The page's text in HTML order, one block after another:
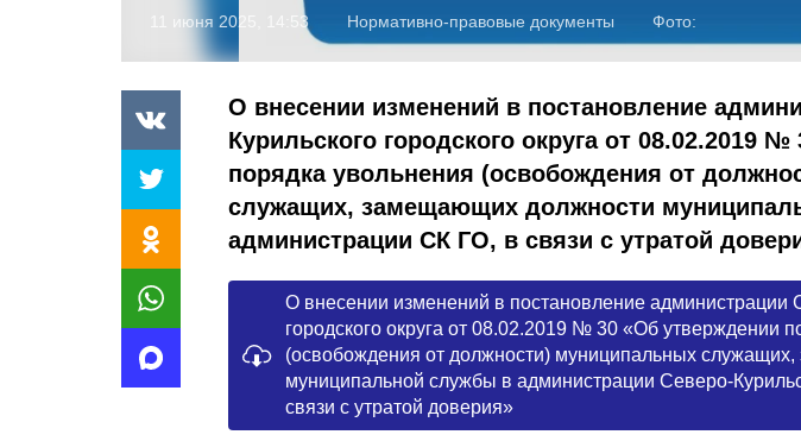
11 июня 2025, 14:53 Нормативно-правовые документы Фото:
О внесении изменений в постановление
Курильского городского округа от 08.02.2019
порядка увольнения (освобождения от
служащих, замещающих должности
администрации СК ГО, в связи с утратой
О внесении изменений в постановление администрации
городского округа от 08.02.2019 № 30 «Об утверждении
(освобождения от должности) муниципальных
муниципальной службы в администрации Северо-
связи с утратой доверия»